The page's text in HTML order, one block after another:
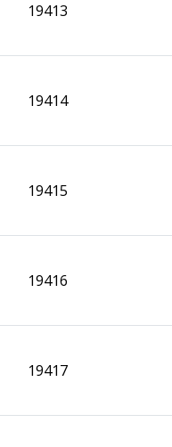
19413
19414
19415
19416
19417